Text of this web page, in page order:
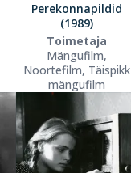
Perekonnapildid
(1989)
Toimetaja
Mängufilm,
Noortefilm, Täispikk
mängufilm